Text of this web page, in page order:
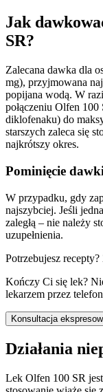
Jak
SR?
Zalecana dawka dla
mg), przyjmowana
popijana wodą. W
połączeniu Olfen
diklofenaku) do
starszych zaleca się
najkrótszy okres.
Pominięcie
W przypadku, gdy
najszybciej. Jeśli
zaległą – nie należy
uzupełnienia.
Potrzebujesz
Kończy Ci się lek?
lekarzem przez
Konsultacja
Działania
Lek Olfen 100 SR